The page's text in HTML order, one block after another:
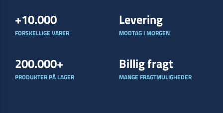
+10.000
FORSKELLIGE VARER
Levering
MODTAG I MORGEN
200.000+
PRODUKTER PÅ LAGER
Billig fragt
MANGE FRAGTMULIGHEDER